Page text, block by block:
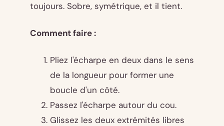
toujours. Sobre, symétrique, et il tient.
Comment faire :
Pliez l'écharpe en deux dans le sens
de la longueur pour former une
boucle d'un côté.
Passez l'écharpe autour du cou.
Glissez les deux extrémités libres